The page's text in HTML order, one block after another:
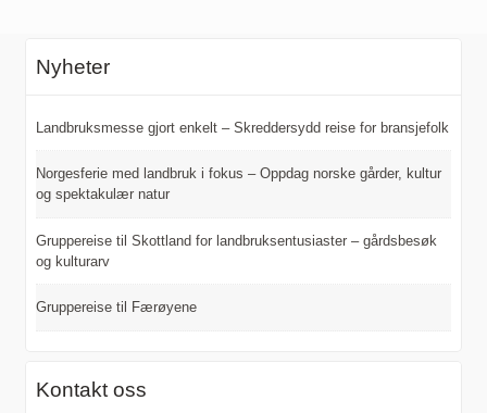
Nyheter
Landbruksmesse gjort enkelt – Skreddersydd reise for bransjefolk
Norgesferie med landbruk i fokus – Oppdag norske gårder, kultur
og spektakulær natur
Gruppereise til Skottland for landbruksentusiaster – gårdsbesøk
og kulturarv
Gruppereise til Færøyene
Kontakt oss